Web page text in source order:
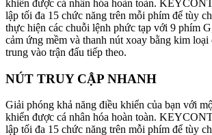
khiển được cá nhân hóa hoàn toàn.
lập tối đa 15 chức năng trên mỗi phím để tùy
thực hiện các chuỗi lệnh phức tạp với 9 phím
cảm ứng mềm và thanh nút xoay bằng kim loại
trung vào trận đấu tiếp theo.
NÚT TRUY CẬP NHANH
Giải phóng khả năng điều khiển của bạn với
khiển được cá nhân hóa hoàn toàn.
lập tối đa 15 chức năng trên mỗi phím để tùy